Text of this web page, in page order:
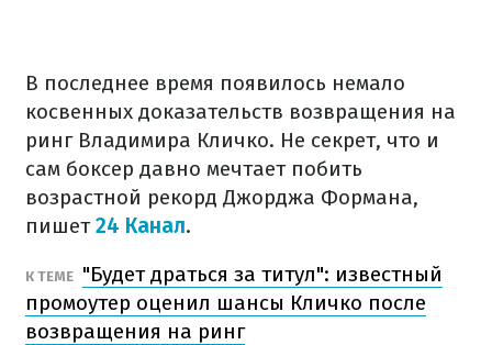
В последнее время появилось немало
косвенных доказательств возвращения на
ринг Владимира Кличко. Не секрет, что и
сам боксер давно мечтает побить
возрастной рекорд Джорджа Формана,
пишет24 Канал.
К ТЕМЕ "Будет драться за титул": известный
промоутер оценил шансы Кличко после
возвращения на ринг